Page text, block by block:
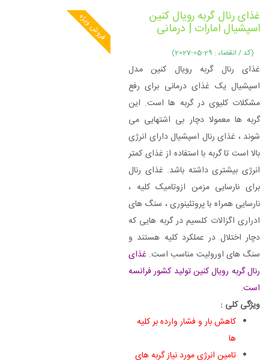
فروش ویژه غذای رنال گربه رویال کنین
اسپشیال امارات | درمانی
(کد / انقضاء : 29-05-2027)
غذای رنال گربه رویال کنین مدل
اسپشیال یک غذای درمانی برای رفع
مشکلات کلیوی در گربه ها است. این
گربه ها معمولا دچار بی اشتهایی می
شوند ، غذای رنال اسپشیال دارای انرژی
بالا است تا گربه با استفاده از غذای کمتر
انرژی بیشتری داشته باشد. غذای رنال
برای نارسایی مزمن ازوتامیک کلیه ،
نارسایی همراه با پروتئینوری ، سنگ های
ادراری اگزالات کلسیم در گربه هایی که
دچار اختلال در عملکرد کلیه هستند و
سنگ های اورولیت مناسب است. غذای
رنال گربه رویال کنین تولید کشور فرانسه
است.
ویژگی کلی :
کاهش بار و فشار وارده بر کلیه
ها
تامین انرژی مورد نیاز گربه های